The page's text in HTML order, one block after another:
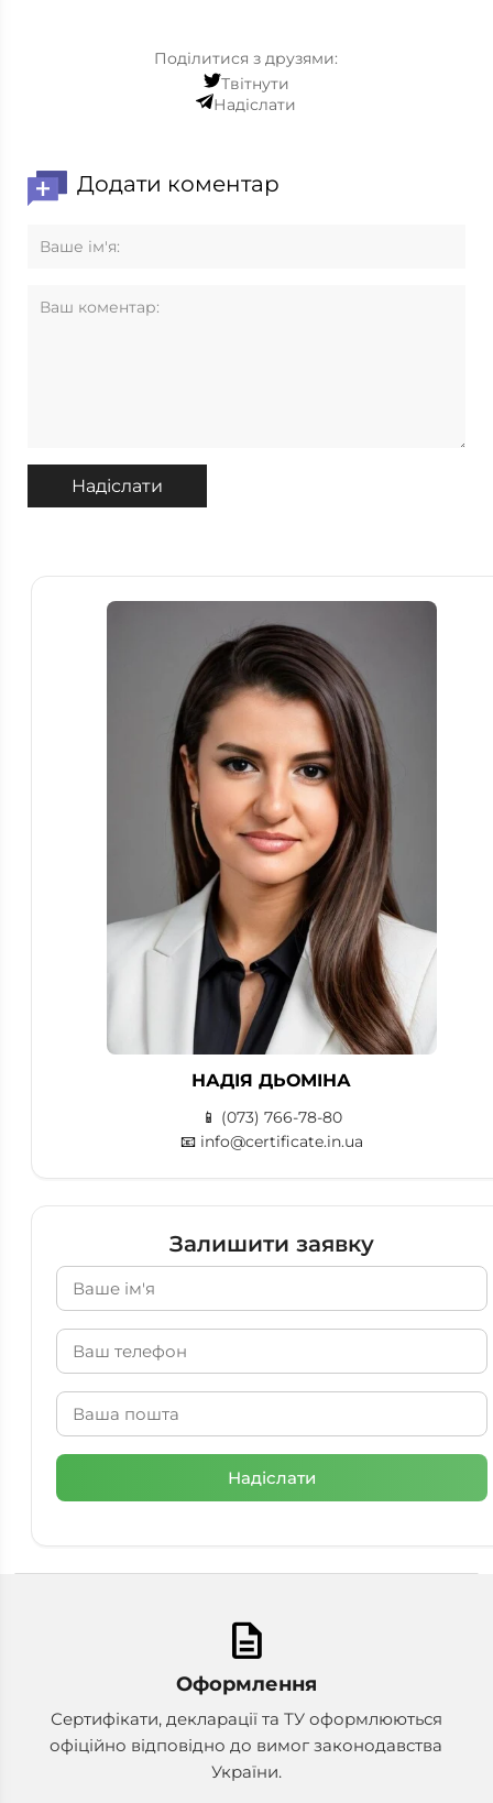
Поділитися з друзями:
Твітнути
Надіслати
Додати коментар
НАДІЯ ДЬОМІНА
📱 (073) 766-78-80
📧 info@certificate.in.ua
Залишити заявку
description
Оформлення
Сертифікати, декларації та ТУ оформлюються
офіційно відповідно до вимог законодавства
України.